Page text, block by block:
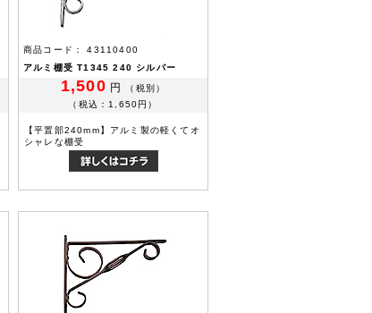
商品コード： 43110400
アルミ棚受 T1345 240 シルバー
1,500 円
（税別）
（税込：1,650円）
【平置部240mm】アルミ製の軽くてオ
シャレな棚受